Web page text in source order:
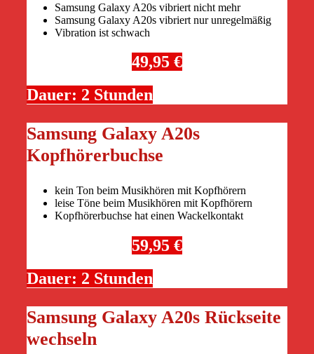
Samsung Galaxy A20s vibriert nicht mehr
Samsung Galaxy A20s vibriert nur unregelmäßig
Vibration ist schwach
49,95 €
Dauer: 2 Stunden
Samsung Galaxy A20s
Kopfhörerbuchse
kein Ton beim Musikhören mit Kopfhörern
leise Töne beim Musikhören mit Kopfhörern
Kopfhörerbuchse hat einen Wackelkontakt
59,95 €
Dauer: 2 Stunden
Samsung Galaxy A20s Rückseite
wechseln